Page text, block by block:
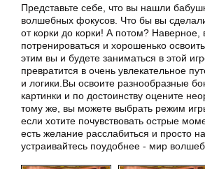
Представьте себе, что вы нашли
волшебных фокусов. Что бы вы
от корки до корки! А потом?
потренироваться и хорошенько
этим вы и будете заниматься в этой
превратится в очень увлекательное
и логики.Вы освоите разнообразные
картинки и по достоинству оцените
тому же, вы можете выбрать режим
если хотите почувствовать острые
есть желание расслабиться и просто
устраивайтесь поудобнее - мир